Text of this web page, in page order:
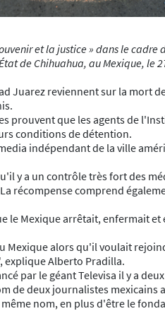
et la justice » dans le
de Chihuahua, au Mexique, le
Juarez reviennent sur la mort
prouvent que les agents de
conditions de détention.
indépendant de la ville
y a un contrôle très fort des
récompense comprend
Mexique arrêtait, enfermait
alors qu'il voulait
explique Alberto Pradilla.
par le géant Televisa il y a
deux journalistes mexicains
nom, en plus d'être le